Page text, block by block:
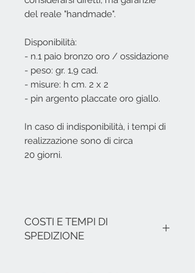
del reale "handmade".
Disponibilità:
- n.1 paio bronzo oro / ossidazione
- peso: gr. 1,9 cad.
- misure: h cm. 2 x 2
- pin argento placcate oro giallo.
In caso di indisponibilità, i tempi di
realizzazione sono di circa
20 giorni.
COSTI E TEMPI DI
SPEDIZIONE